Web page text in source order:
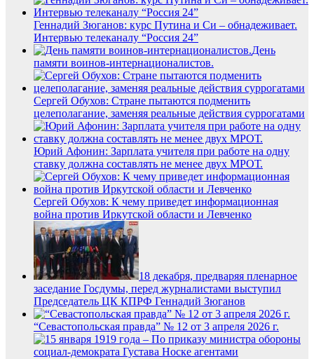
Геннадий Зюганов: курс Путина и Си – обнадеживает.
Интервью телеканалу “Россия 24”
День
памяти воинов-интернационалистов.
Сергей Обухов: Стране пытаются подменить
целеполагание, заменяя реальные действия суррогатами
Юрий Афонин: Зарплата учителя при работе на одну
ставку должна составлять не менее двух МРОТ.
Сергей Обухов: К чему приведет информационная
война против Иркутской области и Левченко
18 декабря, предваряя пленарное
заседание Госдумы, перед журналистами выступил
Председатель ЦК КПРФ Геннадий Зюганов
“Севастопольская правда” № 12 от 3 апреля 2026 г.